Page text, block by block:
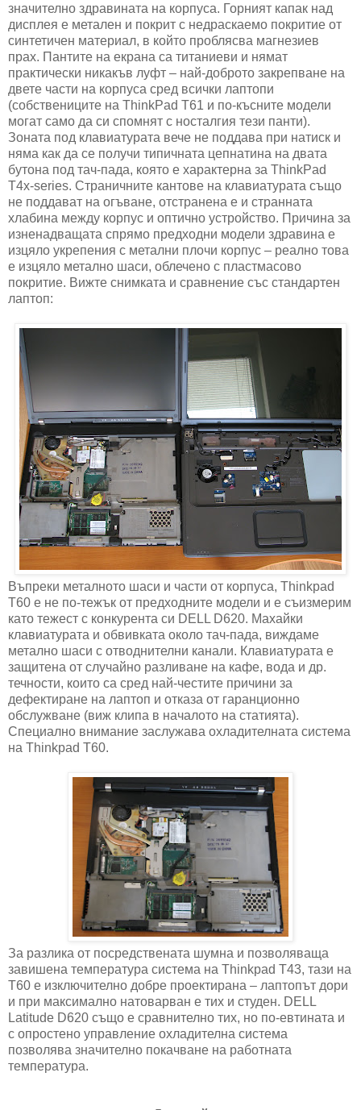
значително здравината на корпуса. Горният капак над
дисплея е метален и покрит с недраскаемо покритие от
синтетичен материал, в който проблясва магнезиев
прах. Пантите на екрана са титаниеви и нямат
практически никакъв луфт – най-доброто закрепване на
двете части на корпуса сред всички лаптопи
(собствениците на ThinkPad T61 и по-късните модели
могат само да си спомнят с носталгия тези панти).
Зоната под клавиатурата вече не поддава при натиск и
няма как да се получи типичната цепнатина на двата
бутона под тач-пада, която е характерна за ThinkPad
T4x-series. Страничните кантове на клавиатурата също
не поддават на огъване, отстранена е и странната
хлабина между корпус и оптично устройство. Причина за
изненадващата спрямо предходни модели здравина е
изцяло укрепения с метални плочи корпус – реално това
е изцяло метално шаси, облечено с пластмасово
покритие. Вижте снимката и сравнение със стандартен
лаптоп:
Въпреки металното шаси и части от корпуса, Thinkpad
T60 е не по-тежък от предходните модели и е съизмерим
като тежест с конкурента си DELL D620. Махайки
клавиатурата и обвивката около тач-пада, виждаме
метално шаси с отводнителни канали. Клавиатурата е
защитена от случайно разливане на кафе, вода и др.
течности, които са сред най-честите причини за
дефектиране на лаптоп и отказа от гаранционно
обслужване (виж клипа в началото на статията).
Специално внимание заслужава охладителната система
на Thinkpad T60.
За разлика от посредствената шумна и позволяваща
завишена температура система на Thinkpad T43, тази на
T60 е изключително добре проектирана – лаптопът дори
и при максимално натоварван е тих и студен. DELL
Latitude D620 също е сравнително тих, но по-евтината и
с опростено управление охладителна система
позволява значително покачване на работната
температура.